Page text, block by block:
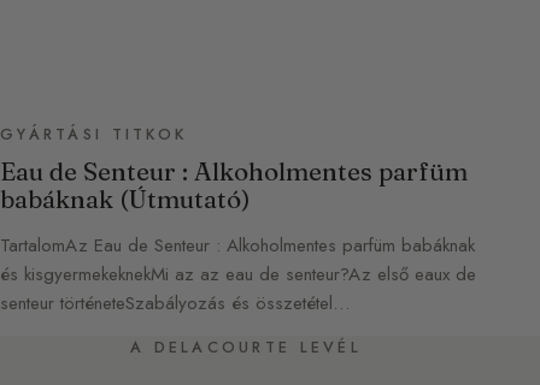
GYÁRTÁSI TITKOK
Eau de Senteur : Alkoholmentes parfüm
babáknak (Útmutató)
TartalomAz Eau de Senteur : Alkoholmentes parfüm babáknak
és kisgyermekeknekMi az az eau de senteur?Az első eaux de
senteur történeteSzabályozás és összetétel…
A DELACOURTE LEVÉL